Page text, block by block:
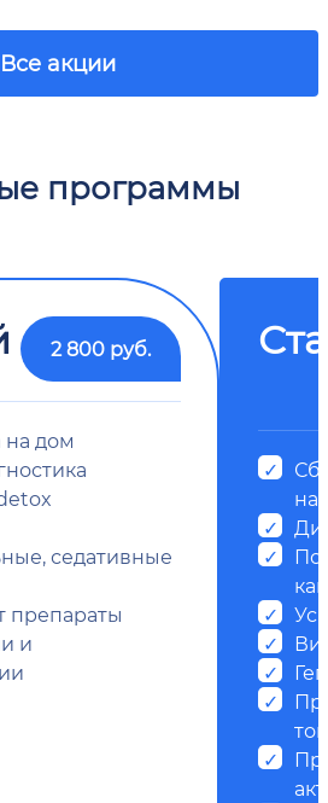
Все акции
программы
2 800 руб.
на дом
седативные
препараты
и
на